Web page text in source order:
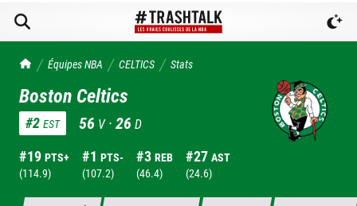
TrashTalk Actu NBA
Équipes NBA CELTICS Stats
Boston Celtics
#2 EST 56 V ·26 D
#19 PTS+
(114.9)
#1 PTS-
(107.2)
#3 REB
(46.4)
#27 AST
(24.6)